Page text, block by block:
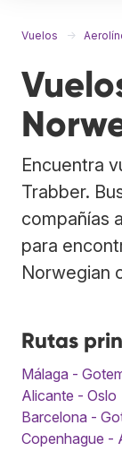
Vuelos
Encuentra
Trabber.
compañías
para
Norwegian
Rutas
Málaga -
Alicante - Oslo
Barcelona -
Copenhague -